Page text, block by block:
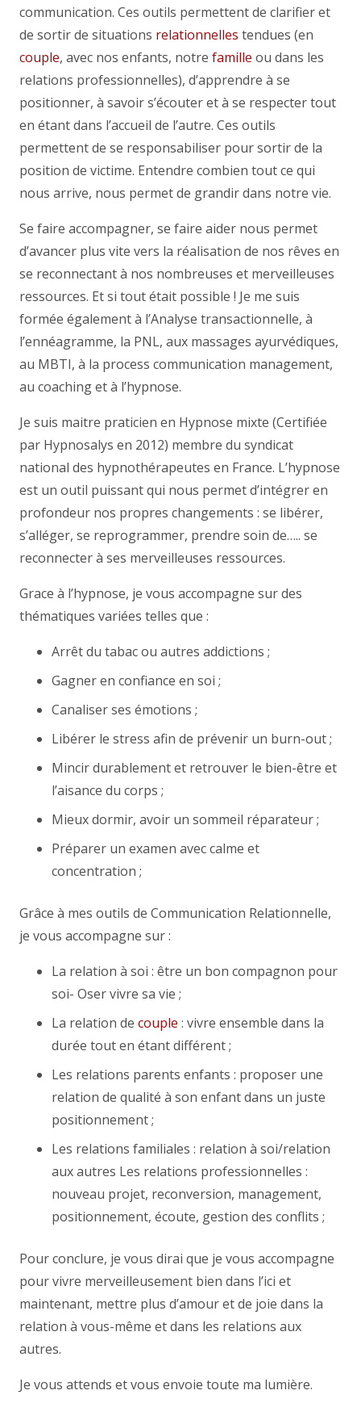
communication. Ces outils permettent de clarifier et
de sortir de situations relationnelles tendues (en
couple, avec nos enfants, notre famille ou dans les
relations professionnelles), d’apprendre à se
positionner, à savoir s’écouter et à se respecter tout
en étant dans l’accueil de l’autre. Ces outils
permettent de se responsabiliser pour sortir de la
position de victime. Entendre combien tout ce qui
nous arrive, nous permet de grandir dans notre vie.
Se faire accompagner, se faire aider nous permet
d’avancer plus vite vers la réalisation de nos rêves en
se reconnectant à nos nombreuses et merveilleuses
ressources. Et si tout était possible ! Je me suis
formée également à l’Analyse transactionnelle, à
l’ennéagramme, la PNL, aux massages ayurvédiques,
au MBTI, à la process communication management,
au coaching et à l’hypnose.
Je suis maitre praticien en Hypnose mixte (Certifiée
par Hypnosalys en 2012) membre du syndicat
national des hypnothérapeutes en France. L’hypnose
est un outil puissant qui nous permet d’intégrer en
profondeur nos propres changements : se libérer,
s’alléger, se reprogrammer, prendre soin de….. se
reconnecter à ses merveilleuses ressources.
Grace à l’hypnose, je vous accompagne sur des
thématiques variées telles que :
Arrêt du tabac ou autres addictions ;
Gagner en confiance en soi ;
Canaliser ses émotions ;
Libérer le stress afin de prévenir un burn-out ;
Mincir durablement et retrouver le bien-être et
l’aisance du corps ;
Mieux dormir, avoir un sommeil réparateur ;
Préparer un examen avec calme et
concentration ;
Grâce à mes outils de Communication Relationnelle,
je vous accompagne sur :
La relation à soi : être un bon compagnon pour
soi- Oser vivre sa vie ;
La relation de couple : vivre ensemble dans la
durée tout en étant différent ;
Les relations parents enfants : proposer une
relation de qualité à son enfant dans un juste
positionnement ;
Les relations familiales : relation à soi/relation
aux autres Les relations professionnelles :
nouveau projet, reconversion, management,
positionnement, écoute, gestion des conflits ;
Pour conclure, je vous dirai que je vous accompagne
pour vivre merveilleusement bien dans l’ici et
maintenant, mettre plus d’amour et de joie dans la
relation à vous-même et dans les relations aux
autres.
Je vous attends et vous envoie toute ma lumière.